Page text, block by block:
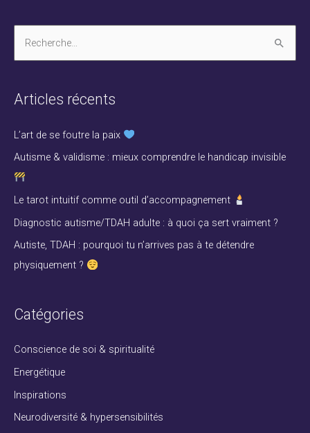
h
h
e
r
:
Articles récents
L’art de se foutre la paix
Autisme & validisme : mieux comprendre le handicap invisible
Le tarot intuitif comme outil d’accompagnement
Diagnostic autisme/TDAH adulte : à quoi ça sert vraiment ?
Autiste, TDAH : pourquoi tu n’arrives pas à te détendre
physiquement ?
Catégories
Conscience de soi & spiritualité
Energétique
Inspirations
Neurodiversité & hypersensibilités